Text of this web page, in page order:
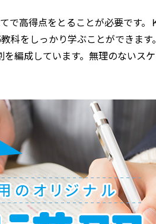
で高得点をとることが必要です
科をしっかり学ぶことができます。
編成しています。 無理のないス